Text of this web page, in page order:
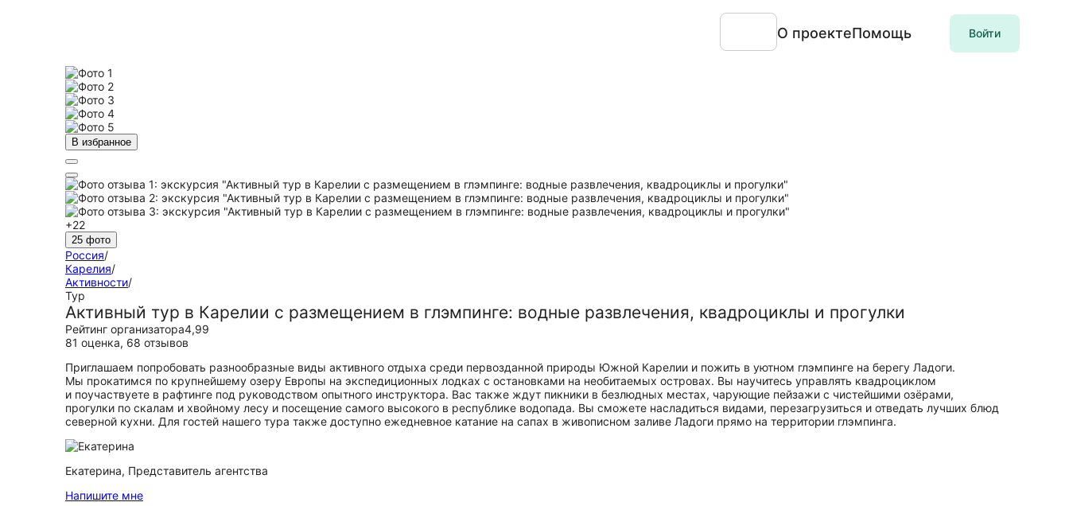
О проектеПомощь Войти
В избранное
+22
25 фото
Россия/
Карелия/
Активности/
Тур
Активный тур в Карелии с размещением в глэмпинге: водные развлечения, квадроциклы и прогулки
Рейтинг организатора4,99
81 оценка, 68 отзывов
Приглашаем попробовать разнообразные виды активного отдыха среди первозданной природы Южной Карелии и пожить в уютном глэмпинге на берегу Ладоги.
Мы прокатимся по крупнейшему озеру Европы на экспедиционных лодках с остановками на необитаемых островах. Вы научитесь управлять квадроциклом
и поучаствуете в рафтинге под руководством опытного инструктора. Вас также ждут пикники в безлюдных местах, чарующие пейзажи с чистейшими озёрами,
прогулки по скалам и хвойному лесу и посещение самого высокого в республике водопада. Вы сможете насладиться видами, перезагрузиться и отведать лучших блюд
северной кухни. Для гостей нашего тура также доступно ежедневное катание на сапах в живописном заливе Ладоги прямо на территории глэмпинга.
Екатерина, Представитель агентства
Напишите мне